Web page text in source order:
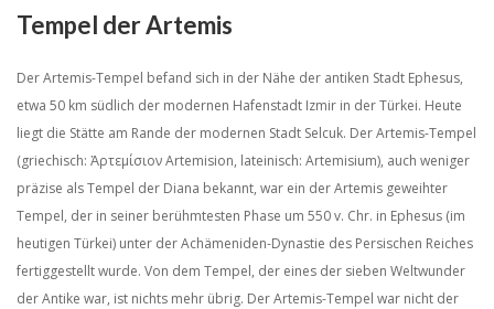
Tempel der Artemis
Der Artemis-Tempel befand sich in der Nähe der antiken Stadt Ephesus,
etwa 50 km südlich der modernen Hafenstadt Izmir in der Türkei. Heute
liegt die Stätte am Rande der modernen Stadt Selcuk. Der Artemis-Tempel
(griechisch: Ἀρτεμίσιον Artemision, lateinisch: Artemisium), auch weniger
präzise als Tempel der Diana bekannt, war ein der Artemis geweihter
Tempel, der in seiner berühmtesten Phase um 550 v. Chr. in Ephesus (im
heutigen Türkei) unter der Achämeniden-Dynastie des Persischen Reiches
fertiggestellt wurde. Von dem Tempel, der eines der sieben Weltwunder
der Antike war, ist nichts mehr übrig. Der Artemis-Tempel war nicht der